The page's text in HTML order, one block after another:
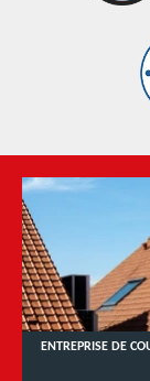
ENTREPRISE DE